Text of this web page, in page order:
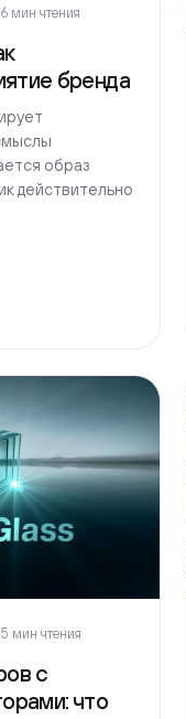
образ
чтения
с
что
донести